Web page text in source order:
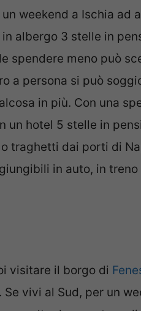
weekend a Ischia ad
albergo 3 stelle in
spendere meno può
a persona si può
in più. Con una
un hotel 5 stelle in
traghetti dai porti di
in auto, in treno
visitare il borgo di
vivi al Sud, per un